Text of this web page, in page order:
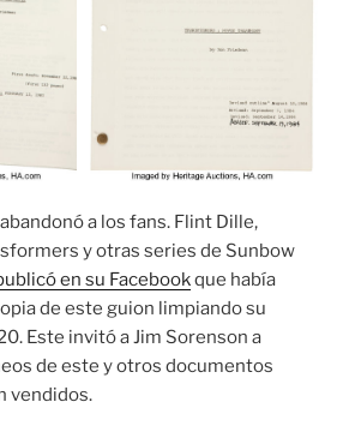
a los fans. Flint Dille,
y otras series de Sunbow
en su Facebookque había
de este guion limpiando su
Este invitó a Jim Sorenson a
de este y otros documentos
vendidos.